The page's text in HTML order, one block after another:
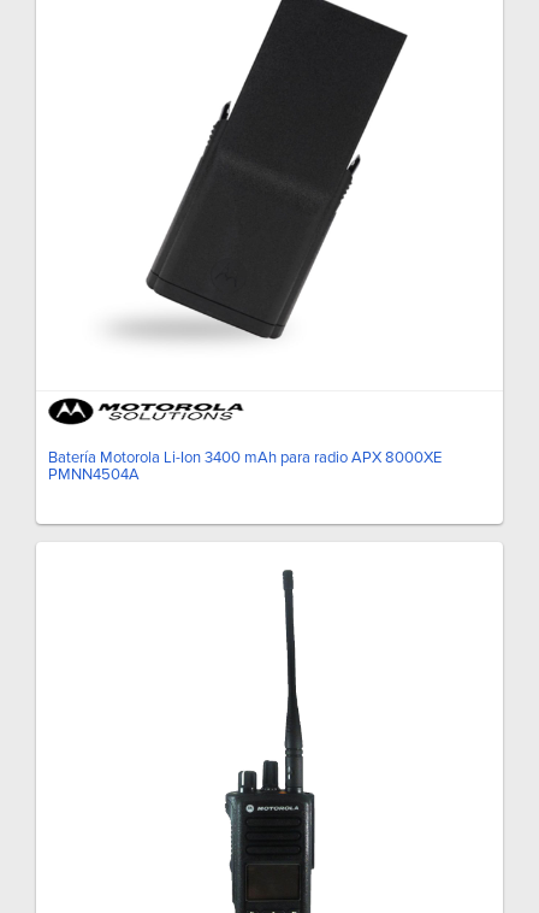
Batería Motorola Li-Ion 3400 mAh para radio APX 8000XE
PMNN4504A